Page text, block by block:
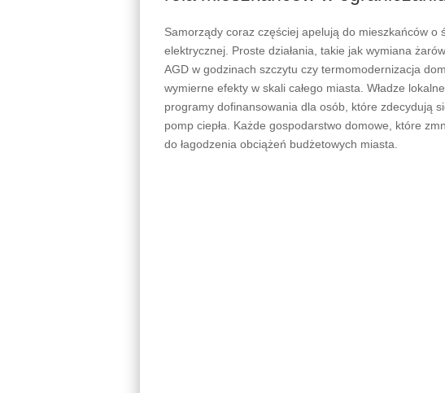
Samorządy coraz częściej apelują do mieszkańców o
elektrycznej. Proste działania, takie jak wymiana
AGD w godzinach szczytu czy termomodernizacja
wymierne efekty w skali całego miasta. Władze
programy dofinansowania dla osób, które zdecydują
pomp ciepła. Każde gospodarstwo domowe, które
do łagodzenia obciążeń budżetowych miasta.